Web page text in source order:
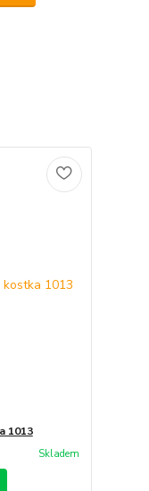
1013
Skladem